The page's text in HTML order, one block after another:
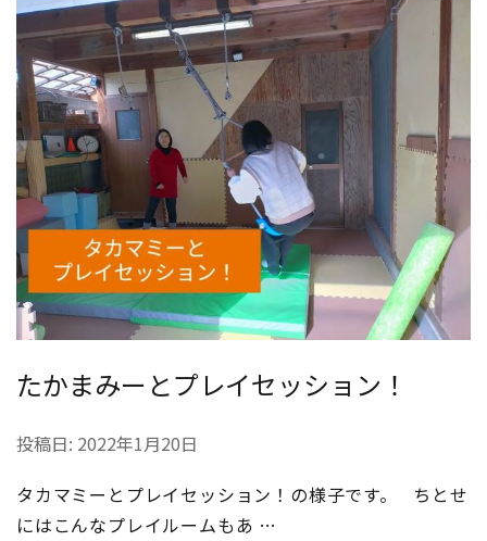
(Enter
す)
たかまみーとプレイセッション！
投稿日: 2022年1月20日
タカマミーとプレイセッション！の様子です。 ちとせ
にはこんなプレイルームもあ …